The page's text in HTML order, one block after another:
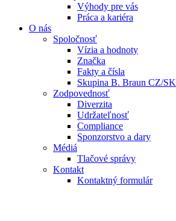
Výhody pre vás
Práca a kariéra
O nás
Spoločnosť
Vízia a hodnoty
Značka
Fakty a čísla
Skupina B. Braun CZ/SK
Zodpovednosť
Diverzita
Udržateľnosť
Compliance
Sponzorstvo a dary
Médiá
Tlačové správy
Kontakt
Kontaktný formulár